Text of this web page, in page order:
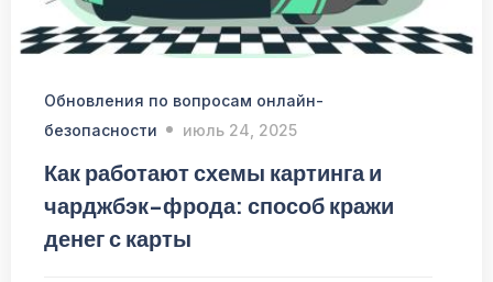
Обновления по вопросам онлайн-
безопасности
июль 24, 2025
Как работают схемы картинга и
чарджбэк-фрода: способ кражи
денег с карты